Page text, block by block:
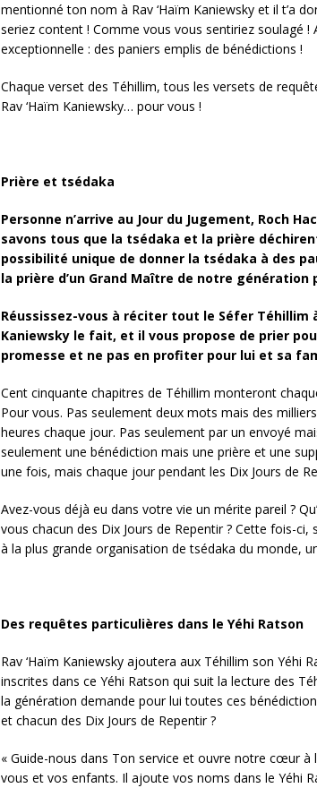
mentionné ton nom à Rav ‘Haïm Kaniewsky et il t’a
seriez content ! Comme vous vous sentiriez soulagé
exceptionnelle : des paniers emplis de bénédictions !
Chaque verset des Téhillim, tous les versets de
Rav ‘Haïm Kaniewsky… pour vous !
Prière et tsédaka
Personne n’arrive au Jour du Jugement, Roch
savons tous que la tsédaka et la prière
possibilité unique de donner la tsédaka à des
la prière d’un Grand Maître de notre génération
Réussissez-vous à réciter tout le Séfer Téhillim
Kaniewsky le fait, et il vous propose de prier
promesse et ne pas en profiter pour lui et sa
Cent cinquante chapitres de Téhillim monteront
Pour vous. Pas seulement deux mots mais des
heures chaque jour. Pas seulement par un envoyé
seulement une bénédiction mais une prière et une
une fois, mais chaque jour pendant les Dix Jours de
Avez-vous déjà eu dans votre vie un mérite pareil ?
vous chacun des Dix Jours de Repentir ? Cette fois-
à la plus grande organisation de tsédaka du monde,
Des requêtes particulières dans le Yéhi Ratson
Rav ‘Haïm Kaniewsky ajoutera aux Téhillim son Yéhi
inscrites dans ce Yéhi Ratson qui suit la lecture des
la génération demande pour lui toutes ces
et chacun des Dix Jours de Repentir ?
« Guide-nous dans Ton service et ouvre notre cœur à
vous et vos enfants. Il ajoute vos noms dans le Yéhi